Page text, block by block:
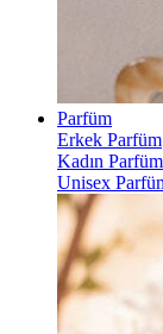
Parfüm
Erkek Parfüm
Kadın Parfüm
Unisex